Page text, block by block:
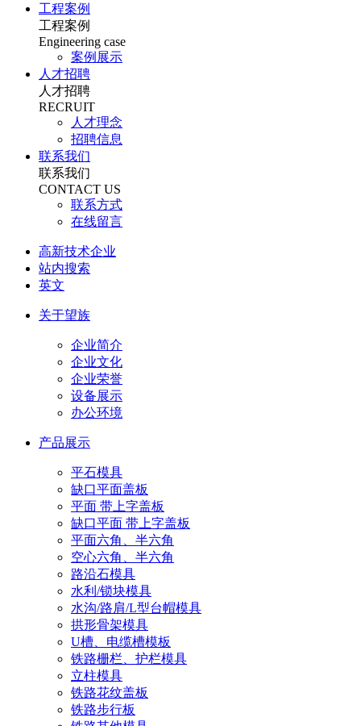
工程案例
工程案例
Engineering case
案例展示
人才招聘
人才招聘
RECRUIT
人才理念
招聘信息
联系我们
联系我们
CONTACT US
联系方式
在线留言
高新技术企业
站内搜索
英文
关于望族
企业简介
企业文化
企业荣誉
设备展示
办公环境
产品展示
平石模具
缺口平面盖板
平面 带上字盖板
缺口平面 带上字盖板
平面六角、半六角
空心六角、半六角
路沿石模具
水利/锁块模具
水沟/路肩/L型台帽模具
拱形骨架模具
U槽、电缆槽模板
铁路栅栏、护栏模具
立柱模具
铁路花纹盖板
铁路步行板